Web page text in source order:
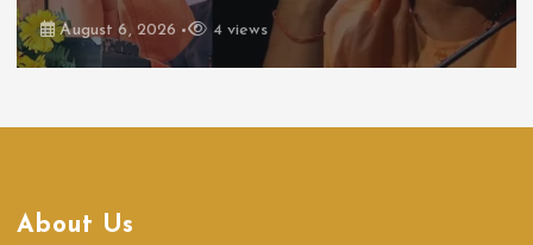
August 6, 2026 4 views
About Us